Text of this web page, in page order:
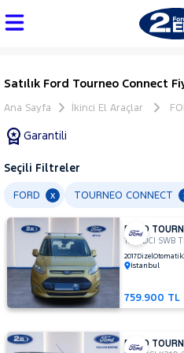
Satılık Ford Tourneo Connect
Ana Sayfa İkinci El Araçlar
Garantili
Tüm
Araçlar
AUDI
BMC
BMW
BYD
Seçili Filtreler
FORD x TOURNEO CONNECT
FORD
1.5 TDCI SWB
2017DizelOtomatik
İstanbul
759.900 TL
FORD